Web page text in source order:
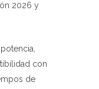
2026 y
con
de